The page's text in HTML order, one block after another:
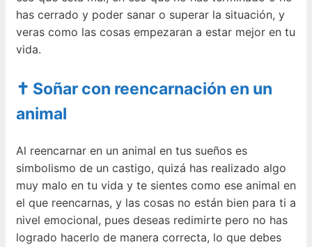
has cerrado y poder sanar o superar la situación, y
veras como las cosas empezaran a estar mejor en tu
vida.
✝ Soñar con reencarnación en un
animal
Al reencarnar en un animal en tus sueños es
simbolismo de un castigo, quizá has realizado algo
muy malo en tu vida y te sientes como ese animal en
el que reencarnas, y las cosas no están bien para ti a
nivel emocional, pues deseas redimirte pero no has
logrado hacerlo de manera correcta, lo que debes